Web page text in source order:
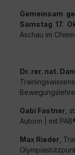
Gemeinsam
Samstag 17.
Aschau im
Dr. rer. nat.
Gabi Fastner ,
Autorin | mit
Max Rieder ,